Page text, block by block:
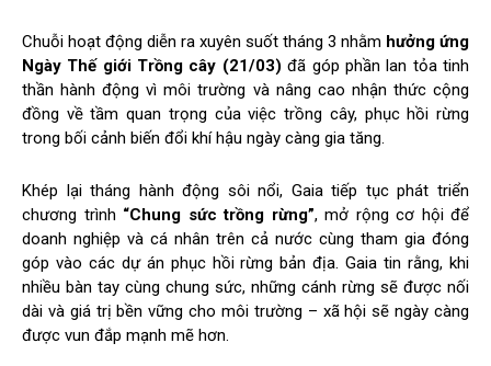
Chuỗi hoạt động diễn ra xuyên suốt tháng 3 nhằm hưởng ứng
Ngày Thế giới Trồng cây (21/03) đã góp phần lan tỏa tinh
thần hành động vì môi trường và nâng cao nhận thức cộng
đồng về tầm quan trọng của việc trồng cây, phục hồi rừng
trong bối cảnh biến đổi khí hậu ngày càng gia tăng.
Khép lại tháng hành động sôi nổi, Gaia tiếp tục phát triển
chương trình “Chung sức trồng rừng”, mở rộng cơ hội để
doanh nghiệp và cá nhân trên cả nước cùng tham gia đóng
góp vào các dự án phục hồi rừng bản địa. Gaia tin rằng, khi
nhiều bàn tay cùng chung sức, những cánh rừng sẽ được nối
dài và giá trị bền vững cho môi trường – xã hội sẽ ngày càng
được vun đắp mạnh mẽ hơn.